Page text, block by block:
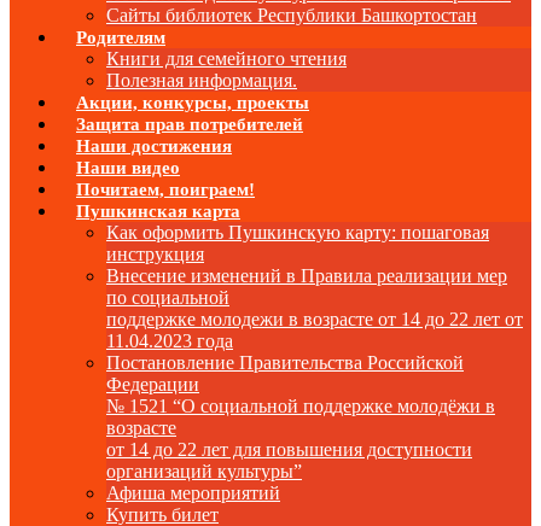
Сайты библиотек Республики Башкортостан
Родителям
Книги для семейного чтения
Полезная информация.
Акции, конкурсы, проекты
Защита прав потребителей
Наши достижения
Наши видео
Почитаем, поиграем!
Пушкинская карта
Как оформить Пушкинскую карту: пошаговая
инструкция
Внесение изменений в Правила реализации мер
по социальной
поддержке молодежи в возрасте от 14 до 22 лет от
11.04.2023 года
Постановление Правительства Российской
Федерации
№ 1521 “О социальной поддержке молодёжи в
возрасте
от 14 до 22 лет для повышения доступности
организаций культуры”
Афиша мероприятий
Купить билет